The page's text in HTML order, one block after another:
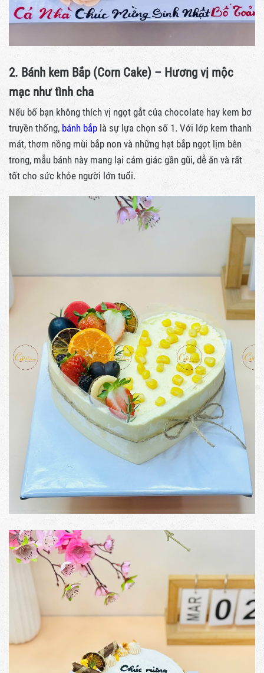
2. Bánh kem Bắp (Corn Cake) – Hương vị mộc
mạc như tình cha
Nếu bố bạn không thích vị ngọt gắt của chocolate hay kem bơ
truyền thống, bánh bắp là sự lựa chọn số 1. Với lớp kem thanh
mát, thơm nồng mùi bắp non và những hạt bắp ngọt lịm bên
trong, mẫu bánh này mang lại cảm giác gần gũi, dễ ăn và rất
tốt cho sức khỏe người lớn tuổi.